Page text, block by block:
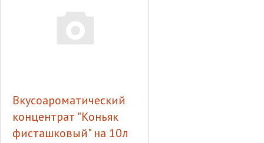
Вкусоароматический
концентрат "Коньяк
фисташковый" на 10л